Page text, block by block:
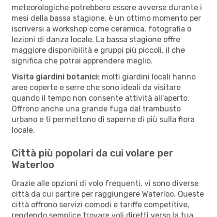
meteorologiche potrebbero essere avverse durante i
mesi della bassa stagione, è un ottimo momento per
iscriversi a workshop come ceramica, fotografia o
lezioni di danza locale. La bassa stagione offre
maggiore disponibilità e gruppi più piccoli, il che
significa che potrai apprendere meglio.
Visita giardini botanici: molti giardini locali hanno
aree coperte e serre che sono ideali da visitare
quando il tempo non consente attività all'aperto.
Offrono anche una grande fuga dal trambusto
urbano e ti permettono di saperne di più sulla flora
locale.
Città più popolari da cui volare per
Waterloo
Grazie alle opzioni di volo frequenti, vi sono diverse
città da cui partire per raggiungere Waterloo. Queste
città offrono servizi comodi e tariffe competitive,